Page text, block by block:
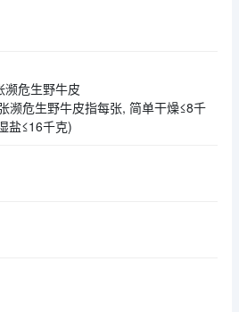
濒危生野牛皮
濒危生野牛皮指每张, 简单干燥≤8千
盐≤16千克)